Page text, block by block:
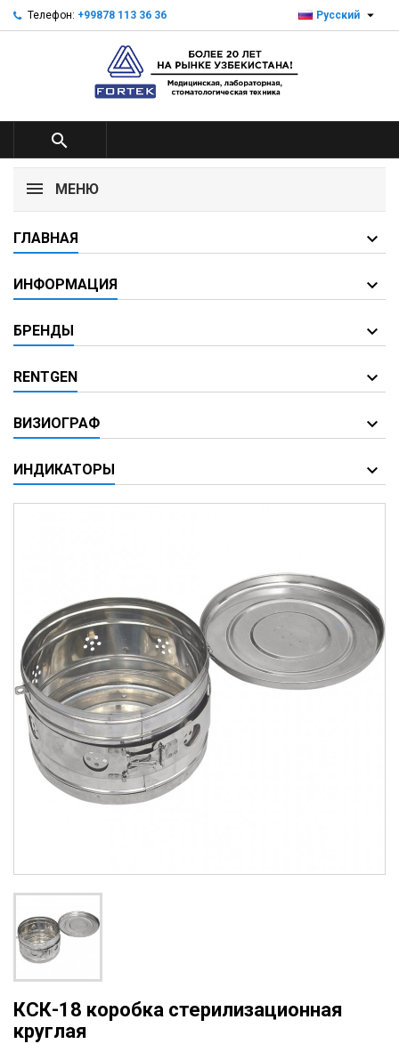
Телефон: +99878 113 36 36 Русский 

МЕНЮ
ГЛАВНАЯ
ИНФОРМАЦИЯ
БРЕНДЫ
RENTGEN
ВИЗИОГРАФ
ИНДИКАТОРЫ
КСК-18 коробка стерилизационная
круглая